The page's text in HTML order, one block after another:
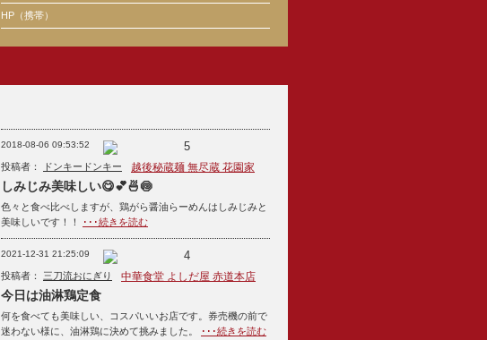
HP（携帯）
2018-08-06 09:53:52 5
投稿者： ドンキードンキー 越後秘蔵麺 無尽蔵 花園家
しみじみ美味しい😋💕🍜🍥
色々と食べ比べしますが、鶏がら醤油らーめんはしみじみと
美味しいです！！
･･･続きを読む
2021-12-31 21:25:09 4
投稿者： 三刀流おにぎり 中華食堂 よしだ屋 赤道本店
今日は油淋鶏定食
何を食べても美味しい、コスパいいお店です。券売機の前で
迷わない様に、油淋鶏に決めて挑みました。
･･･続きを読む